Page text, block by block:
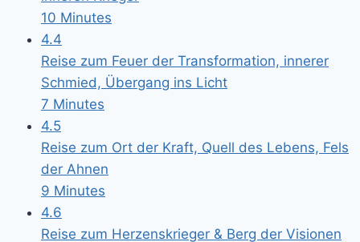
10 Minutes
4.4
Reise zum Feuer der Transformation, innerer
Schmied, Übergang ins Licht
7 Minutes
4.5
Reise zum Ort der Kraft, Quell des Lebens, Fels
der Ahnen
9 Minutes
4.6
Reise zum Herzenskrieger & Berg der Visionen